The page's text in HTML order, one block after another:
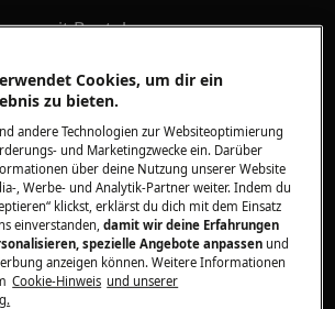
mit Beutel
dass der Schlauch nicht
einen Riss hat.
defekt, ersetzen Sie diesen.
erhalten Sie über
.
Cookies, um dir ein
zu bieten.
andere Technologien zur Websiteoptimierung
und Marketingzwecke ein. Darüber
über deine Nutzung unserer Website
, Werbe- und Analytik-Partner weiter. Indem du
klickst, erklärst du dich mit dem Einsatz
einverstanden,damit wir deine Erfahrungen
spezielle Angebote anpassen und
anzeigen können. Weitere Informationen
Cookie-Hinweis und unserer